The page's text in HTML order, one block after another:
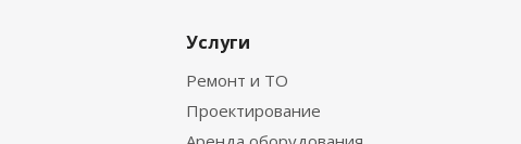
Услуги
Ремонт и ТО
Проектирование